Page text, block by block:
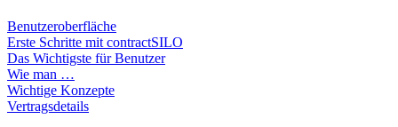
Benutzeroberfläche
Erste Schritte mit contractSILO
Das Wichtigste für Benutzer
Wie man …
Wichtige Konzepte
Vertragsdetails